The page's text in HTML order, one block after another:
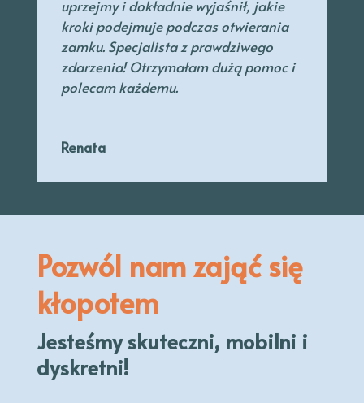
uprzejmyi dokładnie wyjaśnił, jakie
kroki podejmuje podczas otwierania
zamku. Specjalistaz prawdziwego
zdarzenia! Otrzymałam dużą pomoc i
polecam każdemu.
Renata
Pozwól nam zająć się
kłopotem
Jesteśmy skuteczni, mobilni i
dyskretni!